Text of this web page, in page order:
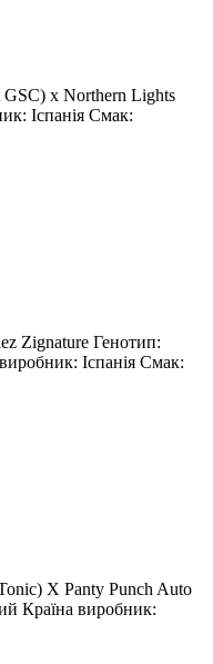
x Northern Lights
Іспанія Смак:
Zignature Генотип:
Іспанія Смак:
X Panty Punch Auto
Країна виробник: